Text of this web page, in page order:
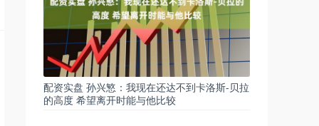
配资实盘 孙兴慜：我现在还达不到卡洛斯-贝拉
的高度 希望离开时能与他比较